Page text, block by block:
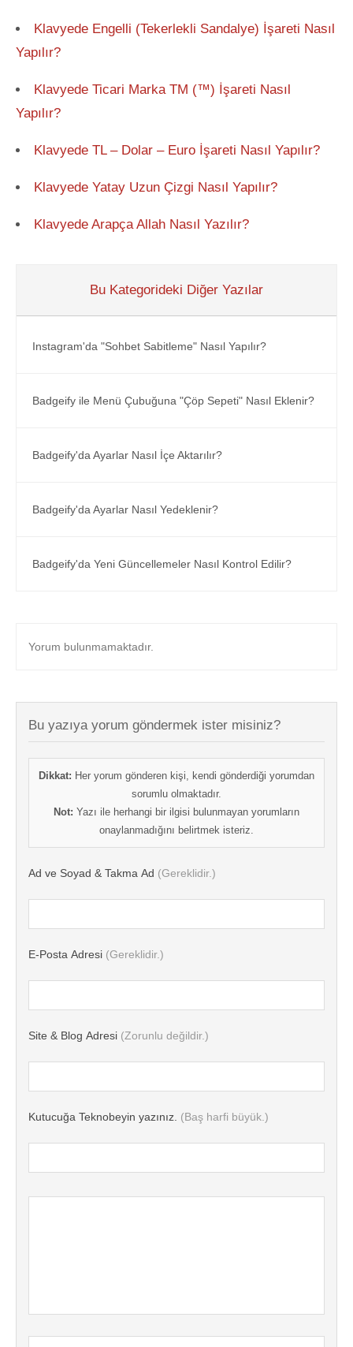
Klavyede Engelli (Tekerlekli Sandalye) İşareti Nasıl
Yapılır?
Klavyede Ticari Marka TM (™) İşareti Nasıl
Yapılır?
Klavyede TL – Dolar – Euro İşareti Nasıl Yapılır?
Klavyede Yatay Uzun Çizgi Nasıl Yapılır?
Klavyede Arapça Allah Nasıl Yazılır?
Bu Kategorideki Diğer Yazılar
Instagram'da "Sohbet Sabitleme" Nasıl Yapılır?
Badgeify ile Menü Çubuğuna "Çöp Sepeti" Nasıl Eklenir?
Badgeify'da Ayarlar Nasıl İçe Aktarılır?
Badgeify'da Ayarlar Nasıl Yedeklenir?
Badgeify'da Yeni Güncellemeler Nasıl Kontrol Edilir?
Yorum bulunmamaktadır.
Bu yazıya yorum göndermek ister misiniz?
Dikkat: Her yorum gönderen kişi, kendi gönderdiği yorumdan
sorumlu olmaktadır.
Not: Yazı ile herhangi bir ilgisi bulunmayan yorumların
onaylanmadığını belirtmek isteriz.
Ad ve Soyad & Takma Ad (Gereklidir.)
E-Posta Adresi (Gereklidir.)
Site & Blog Adresi (Zorunlu değildir.)
Kutucuğa Teknobeyin yazınız. (Baş harfi büyük.)